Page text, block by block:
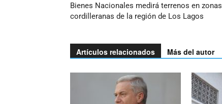
Bienes Nacionales medirá terrenos en zonas
cordilleranas de la región de Los Lagos
Artículos relacionados Más del autor